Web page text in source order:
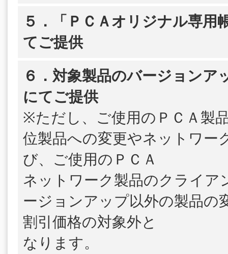
５．「ＰＣＡオリジナル専用
てご提供
６．対象製品のバージョンア
にてご提供
※ただし、ご使用のＰＣＡ製
位製品への変更やネットワー
び、ご使用のＰＣＡ
ネットワーク製品のクライア
ージョンアップ以外の製品の
割引価格の対象外と
なります。